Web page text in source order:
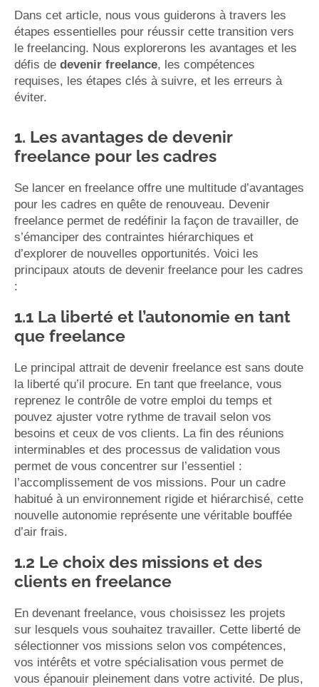
Dans cet article, nous vous guiderons à travers les
étapes essentielles pour réussir cette transition vers
le freelancing. Nous explorerons les avantages et les
défis de devenir freelance, les compétences
requises, les étapes clés à suivre, et les erreurs à
éviter.
1. Les avantages de devenir
freelance pour les cadres
Se lancer en freelance offre une multitude d’avantages
pour les cadres en quête de renouveau. Devenir
freelance permet de redéfinir la façon de travailler, de
s’émanciper des contraintes hiérarchiques et
d’explorer de nouvelles opportunités. Voici les
principaux atouts de devenir freelance pour les cadres
:
1.1 La liberté et l’autonomie en tant
que freelance
Le principal attrait de devenir freelance est sans doute
la liberté qu’il procure. En tant que freelance, vous
reprenez le contrôle de votre emploi du temps et
pouvez ajuster votre rythme de travail selon vos
besoins et ceux de vos clients. La fin des réunions
interminables et des processus de validation vous
permet de vous concentrer sur l’essentiel :
l’accomplissement de vos missions. Pour un cadre
habitué à un environnement rigide et hiérarchisé, cette
nouvelle autonomie représente une véritable bouffée
d’air frais.
1.2 Le choix des missions et des
clients en freelance
En devenant freelance, vous choisissez les projets
sur lesquels vous souhaitez travailler. Cette liberté de
sélectionner vos missions selon vos compétences,
vos intérêts et votre spécialisation vous permet de
vous épanouir pleinement dans votre activité. De plus,